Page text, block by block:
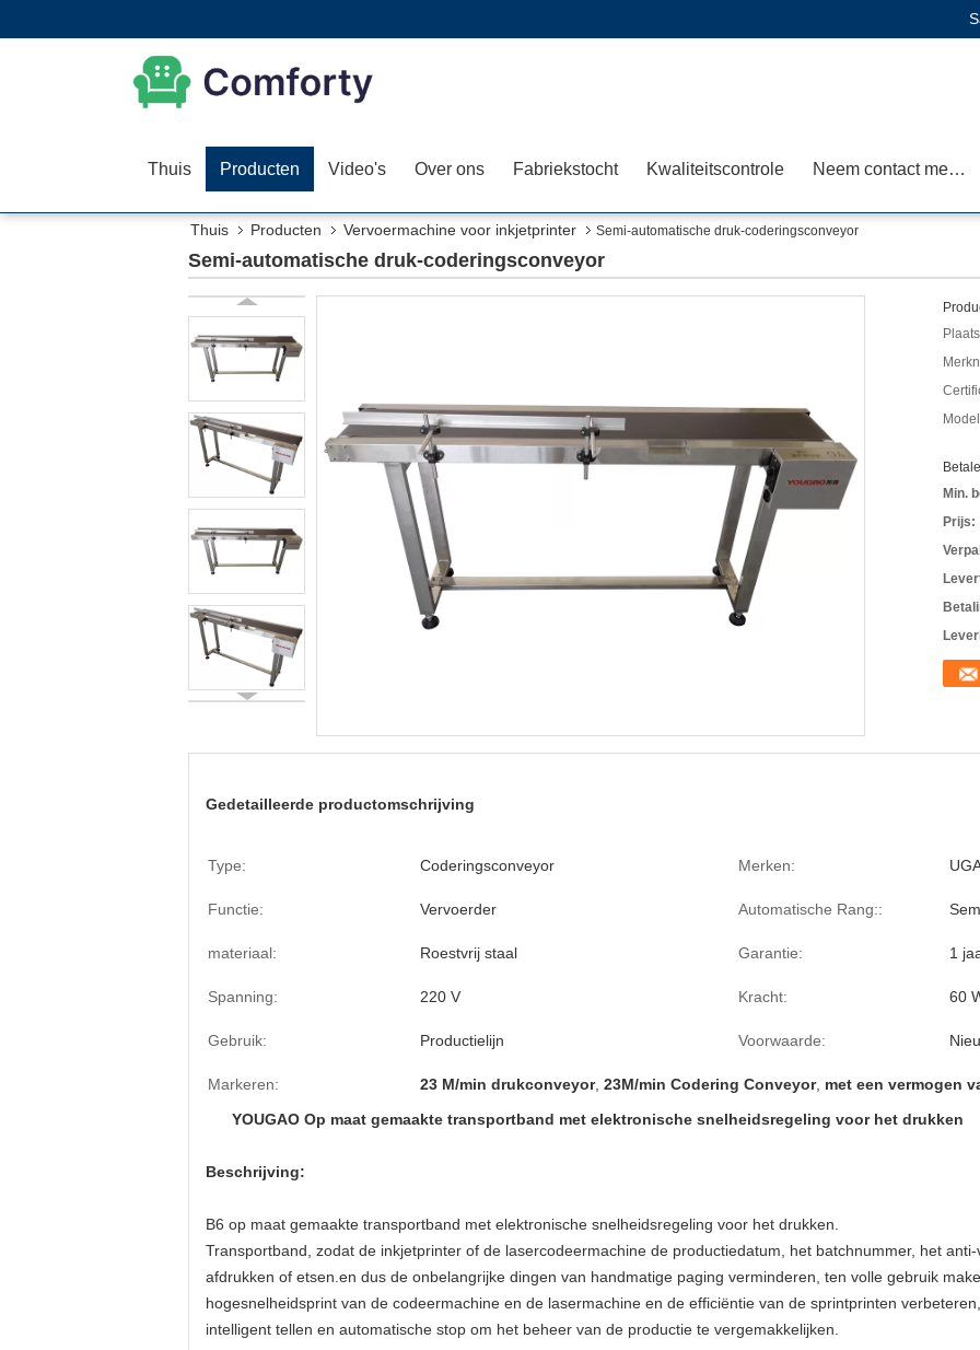
Thuis Producten Video's Over ons Fabriekstocht Kwaliteitscontrole Neem contact met ons op
Thuis Producten Vervoermachine voor inkjetprinter Semi-automatische druk-coderingsconveyor
Semi-automatische druk-coderingsconveyor
Min.
Prijs:
Gedetailleerde productomschrijving
Type: Coderingsconveyor Merken:
Functie: Vervoerder Automatische Rang::
materiaal: Roestvrij staal Garantie: 1
Spanning: 220 V Kracht: 60
Gebruik: Productielijn Voorwaarde:
Markeren: 23 M/min drukconveyor, 23M/min Codering Conveyor, met een vermogen
YOUGAO Op maat gemaakte transportband met elektronische snelheidsregeling voor het drukken
Beschrijving:
B6 op maat gemaakte transportband met elektronische snelheidsregeling voor het drukken.
Transportband, zodat de inkjetprinter of de lasercodeermachine de productiedatum, het batchnummer, het
afdrukken of etsen.en dus de onbelangrijke dingen van handmatige paging verminderen, ten volle gebruik
hogesnelheidsprint van de codeermachine en de lasermachine en de efficiëntie van de sprintprinten
intelligent tellen en automatische stop om het beheer van de productie te vergemakkelijken.